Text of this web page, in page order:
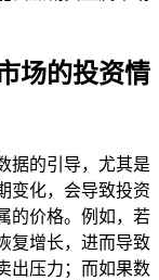
场的投资情
据的引导，尤其是
变化，会导致投资
的价格。例如，若
复增长，进而导致
出压力；而如果数